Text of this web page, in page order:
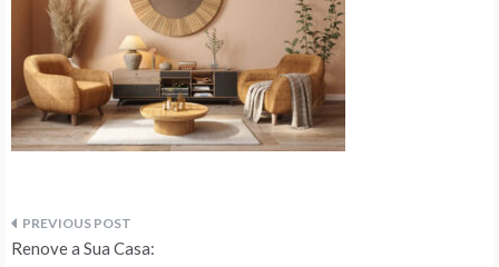
Navegação
Renove a Sua Casa: